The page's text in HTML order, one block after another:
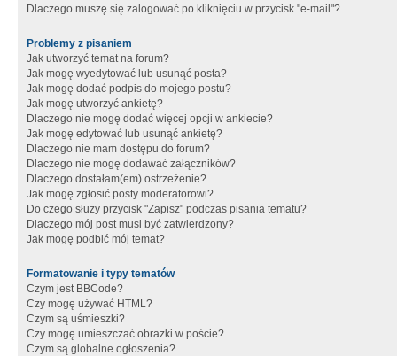
Dlaczego muszę się zalogować po kliknięciu w przycisk "e-mail"?
Problemy z pisaniem
Jak utworzyć temat na forum?
Jak mogę wyedytować lub usunąć posta?
Jak mogę dodać podpis do mojego postu?
Jak mogę utworzyć ankietę?
Dlaczego nie mogę dodać więcej opcji w ankiecie?
Jak mogę edytować lub usunąć ankietę?
Dlaczego nie mam dostępu do forum?
Dlaczego nie mogę dodawać załączników?
Dlaczego dostałam(em) ostrzeżenie?
Jak mogę zgłosić posty moderatorowi?
Do czego służy przycisk "Zapisz" podczas pisania tematu?
Dlaczego mój post musi być zatwierdzony?
Jak mogę podbić mój temat?
Formatowanie i typy tematów
Czym jest BBCode?
Czy mogę używać HTML?
Czym są uśmieszki?
Czy mogę umieszczać obrazki w poście?
Czym są globalne ogłoszenia?